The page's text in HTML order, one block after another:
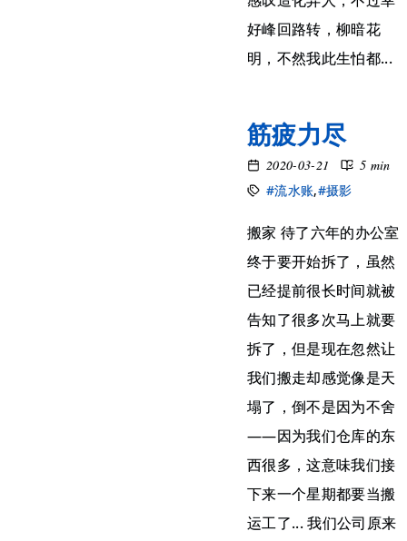
好峰回路转，柳暗花
明，不然我此生怕都...
筋疲力尽
2020-03-21
5 min
#流水账,#摄影
搬家 待了六年的办公室
终于要开始拆了，虽然
已经提前很长时间就被
告知了很多次马上就要
拆了，但是现在忽然让
我们搬走却感觉像是天
塌了，倒不是因为不舍
——因为我们仓库的东
西很多，这意味我们接
下来一个星期都要当搬
运工了... 我们公司原来